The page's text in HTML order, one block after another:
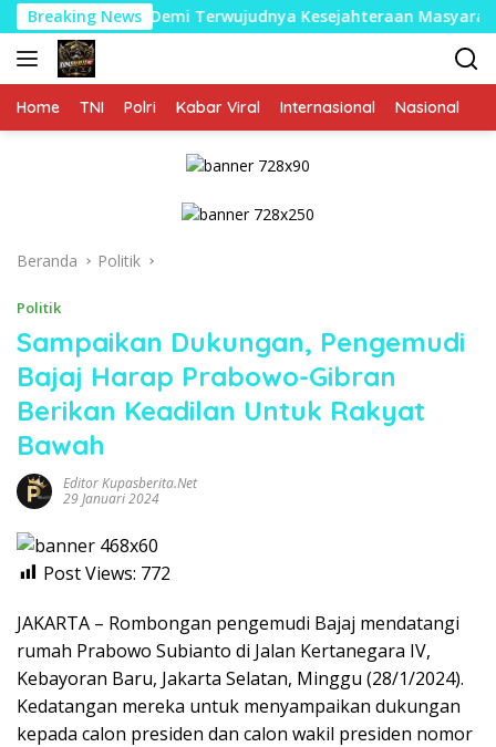
Langsung
ke
konten
Breaking News
Demi Terwujudnya Kesejahteraan Masyarakat
Home TNI Polri Kabar Viral Internasional Nasional
Beranda Politik
Politik
Sampaikan Dukungan, Pengemudi
Bajaj Harap Prabowo-Gibran
Berikan Keadilan Untuk Rakyat
Bawah
Editor Kupasberita.net
29 Januari 2024
Post Views: 772
JAKARTA – Rombongan pengemudi Bajaj mendatangi
rumah Prabowo Subianto di Jalan Kertanegara IV,
Kebayoran Baru, Jakarta Selatan, Minggu (28/1/2024).
Kedatangan mereka untuk menyampaikan dukungan
kepada calon presiden dan calon wakil presiden nomor